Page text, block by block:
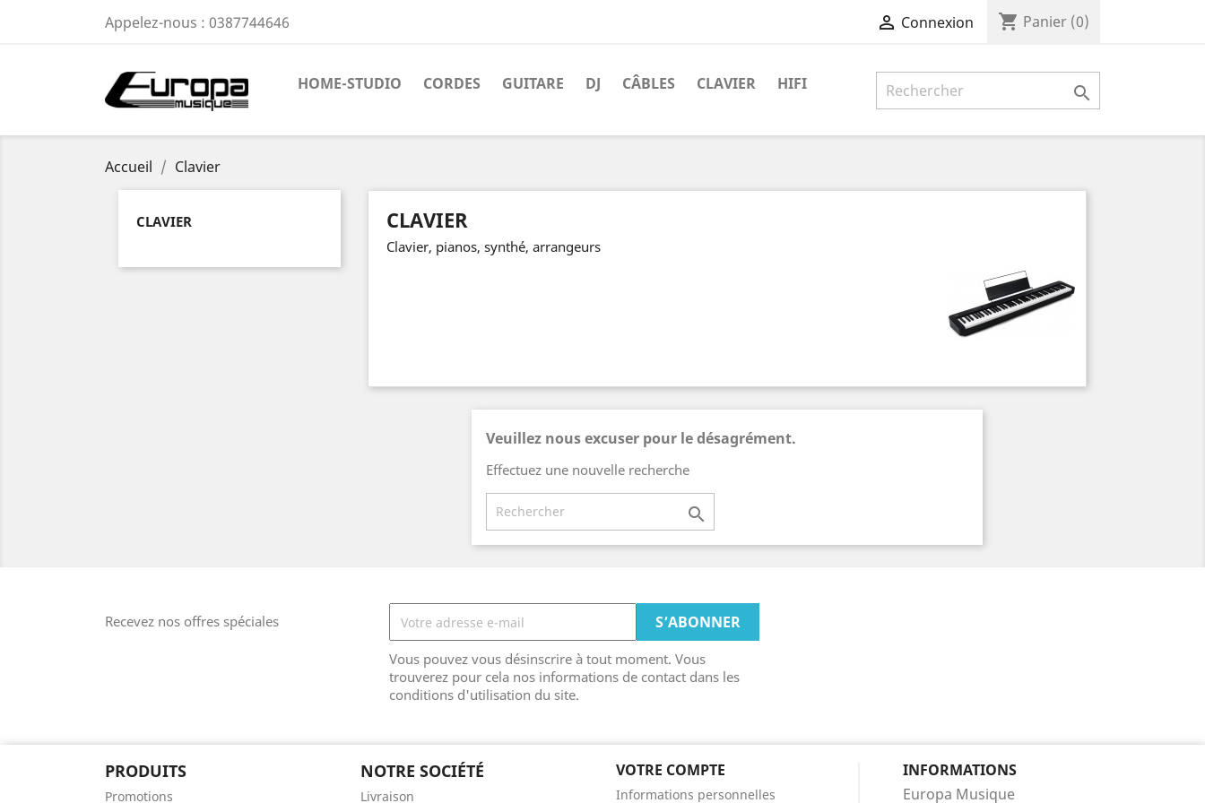
Appelez-nous : 0387744646  Connexion shopping_cart Panier (0)
HOME-STUDIO CORDES GUITARE DJ CÂBLES CLAVIER HIFI 
Accueil Clavier
CLAVIER CLAVIER
Clavier, pianos, synthé, arrangeurs
Veuillez nous excuser pour le désagrément.
Effectuez une nouvelle recherche

Recevez nos offres spéciales
Vous pouvez vous désinscrire à tout moment. Vous
trouverez pour cela nos informations de contact dans les
conditions d'utilisation du site.
PRODUITS
Promotions
NOTRE SOCIÉTÉ
Livraison
VOTRE COMPTE
Informations personnelles
INFORMATIONS
Europa Musique